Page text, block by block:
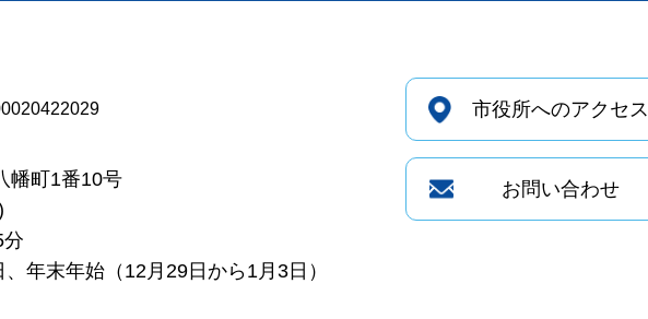
幡町1番10号
年末年始（12月29日から1月3日）
市役所へのアクセス
お問い合わせ